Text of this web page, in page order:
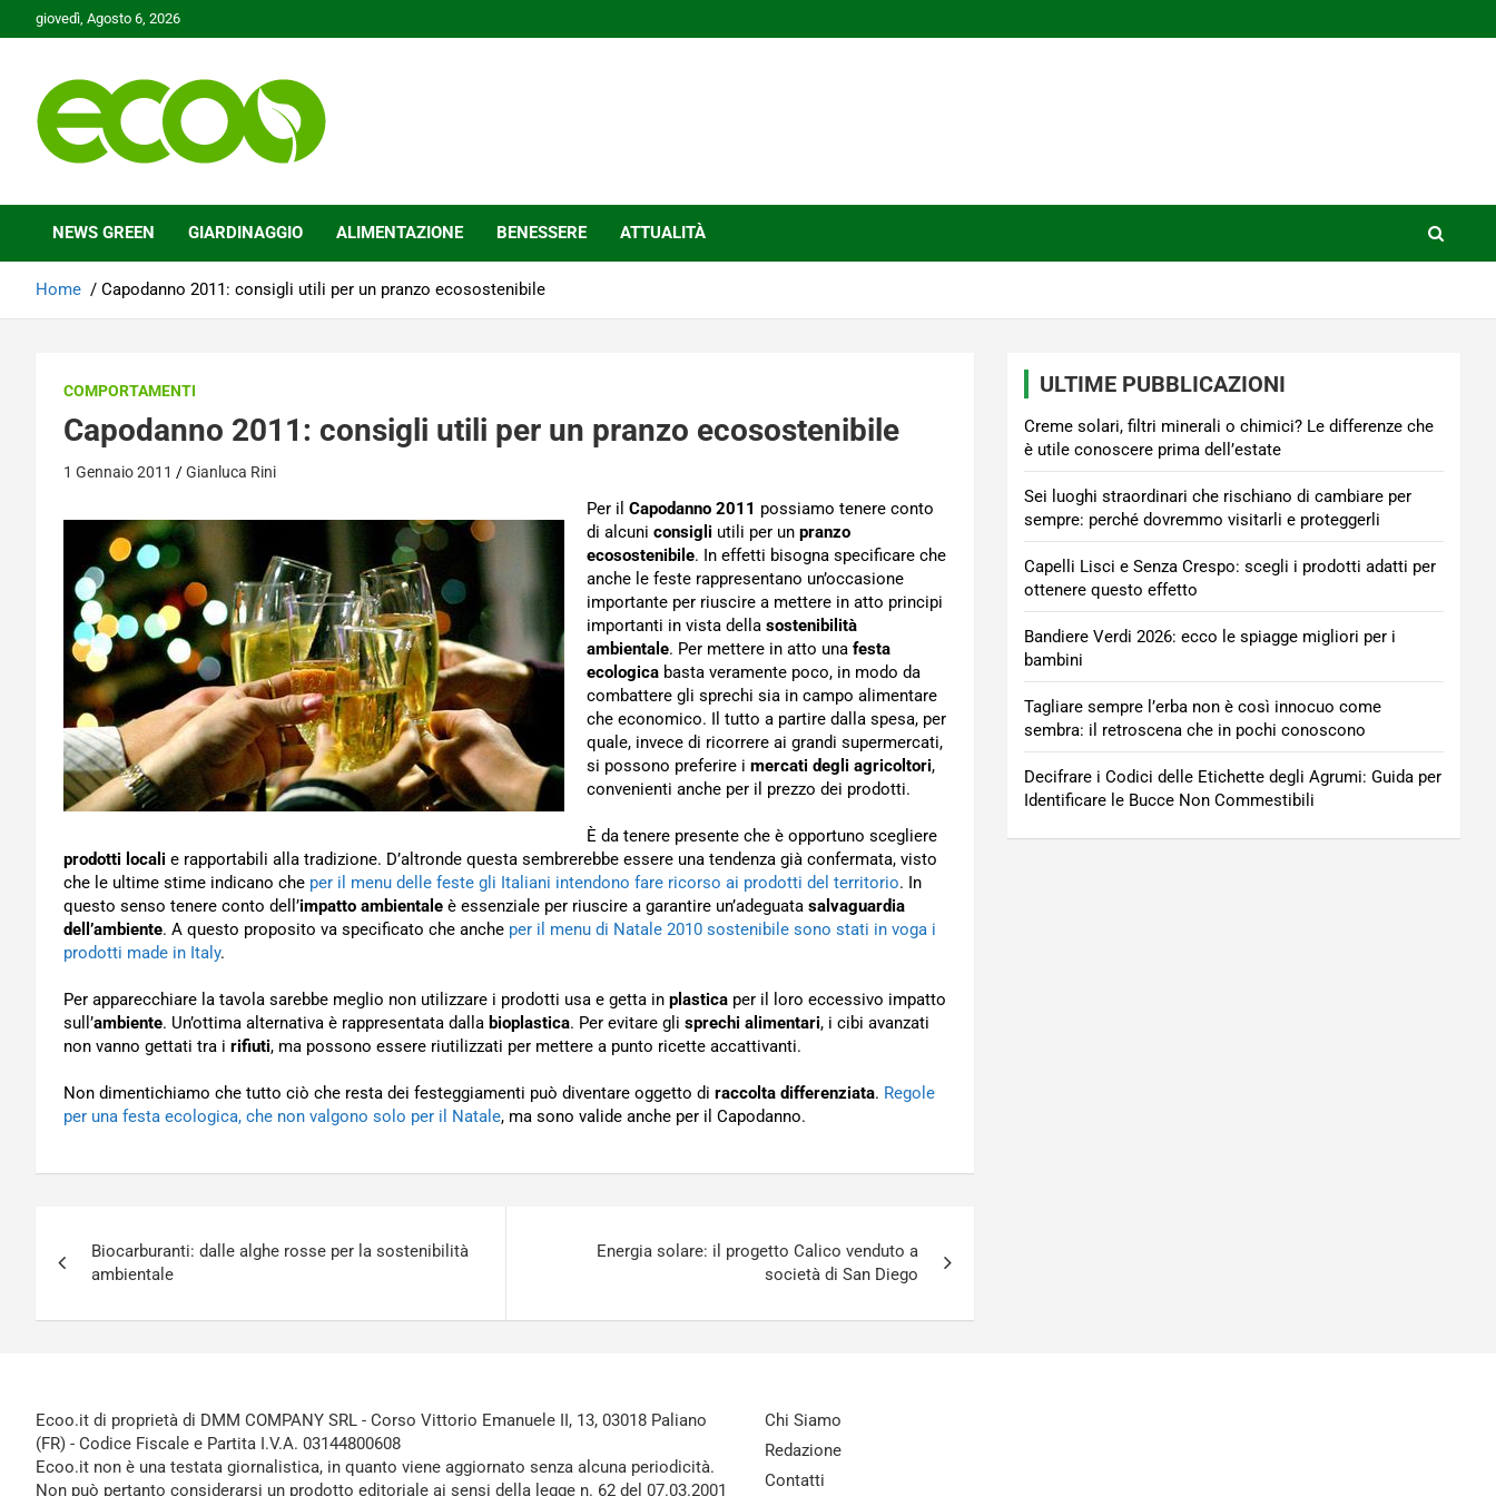
to
giovedì, Agosto 6, 2026
Ecoo.it
NEWS GREEN GIARDINAGGIO ALIMENTAZIONE BENESSERE ATTUALITÀ
Home Capodanno 2011: consigli utili per un pranzo ecosostenibile
COMPORTAMENTI
Capodanno 2011: consigli utili per un pranzo ecosostenibile
1 Gennaio 2011 Gianluca Rini
Per il Capodanno 2011 possiamo tenere conto
di alcuni consigli utili per un pranzo
ecosostenibile. In effetti bisogna specificare che
anche le feste rappresentano un’occasione
importante per riuscire a mettere in atto principi
importanti in vista della sostenibilità
ambientale. Per mettere in atto una festa
ecologica basta veramente poco, in modo da
combattere gli sprechi sia in campo alimentare
che economico. Il tutto a partire dalla spesa, per
quale, invece di ricorrere ai grandi supermercati,
si possono preferire i mercati degli agricoltori,
convenienti anche per il prezzo dei prodotti.
È da tenere presente che è opportuno scegliere
prodotti locali e rapportabili alla tradizione. D’altronde questa sembrerebbe essere una tendenza già confermata, visto
che le ultime stime indicano che per il menu delle feste gli Italiani intendono fare ricorso ai prodotti del territorio. In
questo senso tenere conto dell’impatto ambientale è essenziale per riuscire a garantire un’adeguata salvaguardia
dell’ambiente. A questo proposito va specificato che anche per il menu di Natale 2010 sostenibile sono stati in voga i
prodotti made in Italy.
Per apparecchiare la tavola sarebbe meglio non utilizzare i prodotti usa e getta in plastica per il loro eccessivo impatto
sull’ambiente. Un’ottima alternativa è rappresentata dalla bioplastica. Per evitare gli sprechi alimentari, i cibi avanzati
non vanno gettati tra i rifiuti, ma possono essere riutilizzati per mettere a punto ricette accattivanti.
Non dimentichiamo che tutto ciò che resta dei festeggiamenti può diventare oggetto di raccolta differenziata. Regole
per una festa ecologica, che non valgono solo per il Natale, ma sono valide anche per il Capodanno.
articoli
Biocarburanti: dalle alghe rosse per la sostenibilità
ambientale
Energia solare: il progetto Calico venduto a
società di San Diego
ULTIME PUBBLICAZIONI
Creme solari, filtri minerali o chimici? Le differenze che
è utile conoscere prima dell’estate
Sei luoghi straordinari che rischiano di cambiare per
sempre: perché dovremmo visitarli e proteggerli
Capelli Lisci e Senza Crespo: scegli i prodotti adatti per
ottenere questo effetto
Bandiere Verdi 2026: ecco le spiagge migliori per i
bambini
Tagliare sempre l’erba non è così innocuo come
sembra: il retroscena che in pochi conoscono
Decifrare i Codici delle Etichette degli Agrumi: Guida per
Identificare le Bucce Non Commestibili
Ecoo.it di proprietà di DMM COMPANY SRL - Corso Vittorio Emanuele II, 13, 03018 Paliano
(FR) - Codice Fiscale e Partita I.V.A. 03144800608
Ecoo.it non è una testata giornalistica, in quanto viene aggiornato senza alcuna periodicità.
Non può pertanto considerarsi un prodotto editoriale ai sensi della legge n. 62 del 07.03.2001
Chi Siamo
Redazione
Contatti